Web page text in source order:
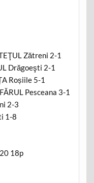
Zătreni 2-1
Drăgoeşti 2-1
Roșiile 5-1
Pesceana 3-1
2-3
1-8
18p